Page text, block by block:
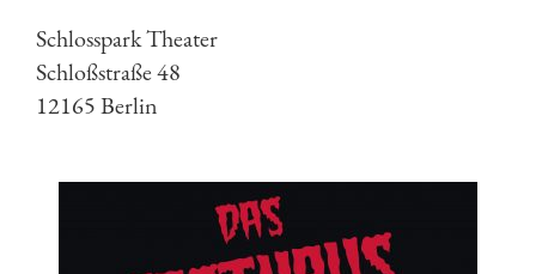
Schlosspark Theater
Schloßstraße 48
12165 Berlin